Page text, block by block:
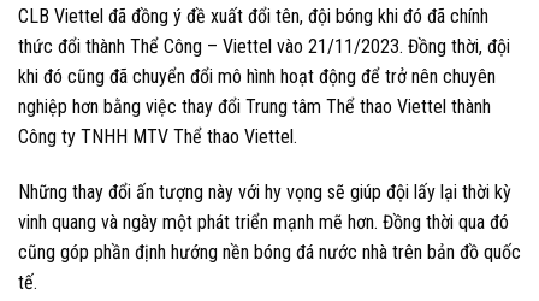
CLB Viettel đã đồng ý đề xuất đổi tên, đội bóng khi đó đã chính
thức đổi thành Thể Công – Viettel vào 21/11/2023. Đồng thời, đội
khi đó cũng đã chuyển đổi mô hình hoạt động để trở nên chuyên
nghiệp hơn bằng việc thay đổi Trung tâm Thể thao Viettel thành
Công ty TNHH MTV Thể thao Viettel.
Những thay đổi ấn tượng này với hy vọng sẽ giúp đội lấy lại thời kỳ
vinh quang và ngày một phát triển mạnh mẽ hơn. Đồng thời qua đó
cũng góp phần định hướng nền bóng đá nước nhà trên bản đồ quốc
tế.